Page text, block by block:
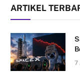
ARTIKEL
7